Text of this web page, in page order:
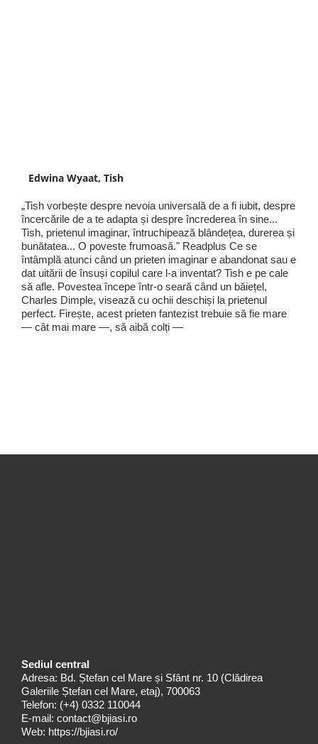
Edwina Wyaat, Tish
„Tish vorbește despre nevoia universală de a fi iubit, despre
încercările de a te adapta și despre încrederea în sine...
Tish, prietenul imaginar, întruchipează blândețea, durerea și
bunătatea... O poveste frumoasă." Readplus Ce se
întâmplă atunci când un prieten imaginar e abandonat sau e
dat uitării de însuși copilul care l-a inventat? Tish e pe cale
să afle. Povestea începe într-o seară când un băiețel,
Charles Dimple, visează cu ochii deschiși la prietenul
perfect. Firește, acest prieten fantezist trebuie să fie mare
— cât mai mare —, să aibă colți —
Sediul central
Adresa: Bd. Ștefan cel Mare și Sfânt nr. 10 (Clădirea
Galeriile Ștefan cel Mare, etaj), 700063
Telefon: (+4) 0332 110044
E-mail: contact@bjiasi.ro
Web: https://bjiasi.ro/